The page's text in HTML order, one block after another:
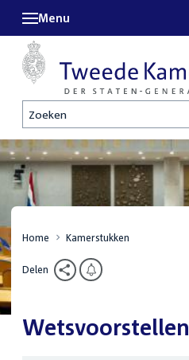
Zoeken
Menu
Home Kamerstukken
Delen
Wetsvoorstellen